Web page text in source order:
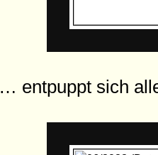
… entpuppt sich